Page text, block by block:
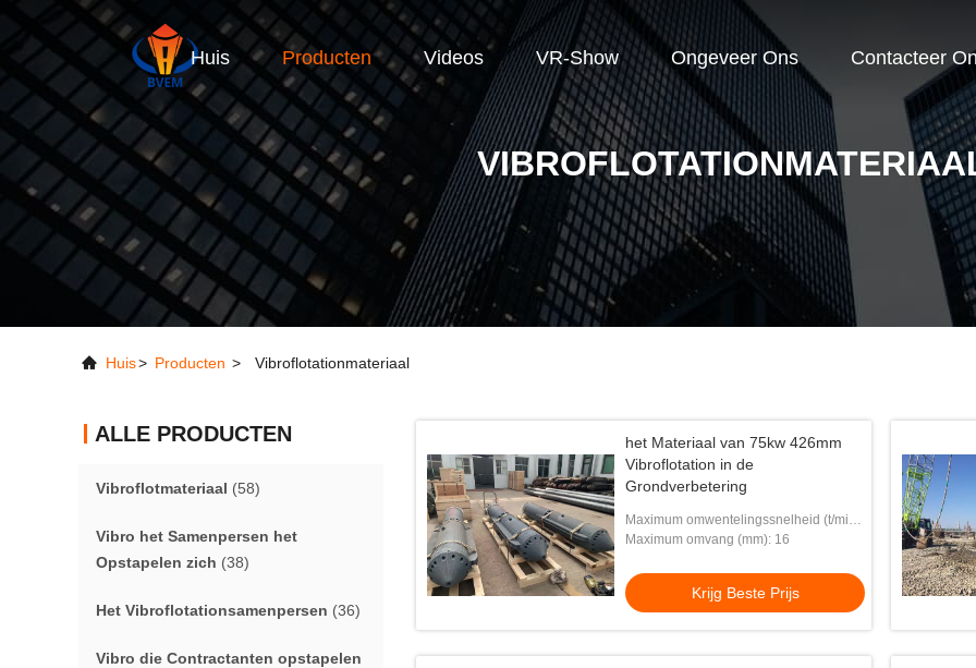
Huis Producten Videos VR-Show Ongeveer Ons Contacteer
Huis> Producten > Vibroflotationmateriaal
ALLE PRODUCTEN
Vibroflotmateriaal (58)
Vibro het Samenpersen het
Opstapelen zich (38)
Het Vibroflotationsamenpersen (36)
Vibro die Contractanten opstapelen
het Materiaal van 75kw 426mm
Vibroflotation in de
Grondverbetering
Maximum omwentelingssnelheid (t/min):
1450
Maximum omvang (mm): 16
Krijg Beste Prijs